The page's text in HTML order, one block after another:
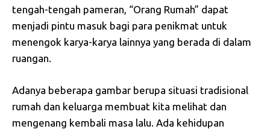
tengah-tengah pameran, “Orang Rumah” dapat
menjadi pintu masuk bagi para penikmat untuk
menengok karya-karya lainnya yang berada di dalam
ruangan.
Adanya beberapa gambar berupa situasi tradisional
rumah dan keluarga membuat kita melihat dan
mengenang kembali masa lalu. Ada kehidupan